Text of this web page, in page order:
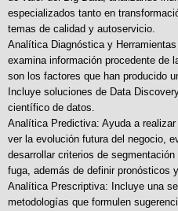
especializados tanto en
temas de calidad y autoservicio.
Analítica Diagnóstica y
examina información procedente de
son los factores que han producido
Incluye soluciones de Data
científico de datos.
Analítica Predictiva: Ayuda a
ver la evolución futura del negocio,
desarrollar criterios de
fuga, además de definir pronósticos
Analítica Prescriptiva: Incluye una
metodologías que formulen